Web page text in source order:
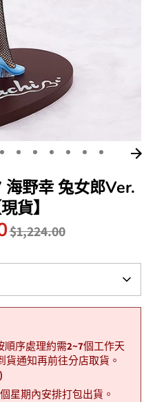
野幸 兔女郎Ver.
貨】
原
價
$1,224.00
序處理約需2~7個工作天
通知再前往分店取貨。
星期內安排打包出貨。